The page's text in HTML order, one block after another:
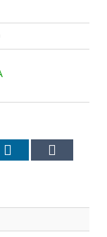
LinkedIn